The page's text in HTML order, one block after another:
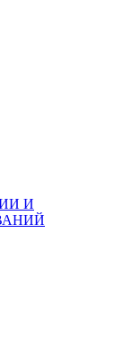
И